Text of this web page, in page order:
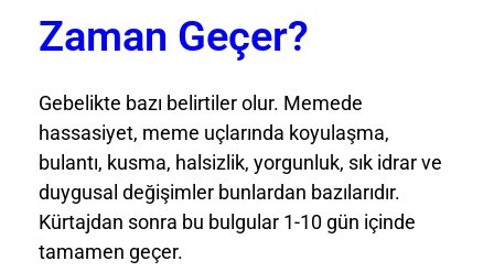
Zaman Geçer?
Gebelikte bazı belirtiler olur. Memede
hassasiyet, meme uçlarında koyulaşma,
bulantı, kusma, halsizlik, yorgunluk, sık idrar ve
duygusal değişimler bunlardan bazılarıdır.
Kürtajdan sonra bu bulgular 1-10 gün içinde
tamamen geçer.